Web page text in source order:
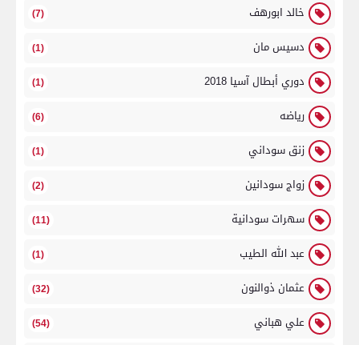
خالد ابورهف (7)
دسيس مان (1)
دوري أبطال آسيا 2018 (1)
رياضه (6)
زنق سوداني (1)
زواج سودانين (2)
سهرات سودانية (11)
عبد الله الطيب (1)
عثمان ذوالنون (32)
علي هباني (54)